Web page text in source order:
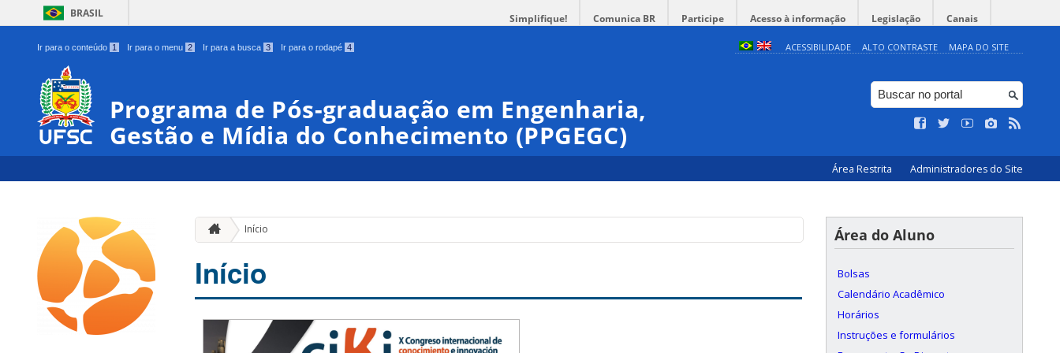
BRASIL Simplifique! Comunica BR Participe Acesso à informação Legislação Canais
Ir para o conteúdo 1 Ir para o menu 2 Ir para a busca 3 Ir para o rodapé 4 ACESSIBILIDADE ALTO CONTRASTE MAPA DO SITE
Programa de Pós-graduação em Engenharia,
Gestão e Mídia do Conhecimento (PPGEGC)
Área Restrita Administradores do Site
Início
Início
00:00
01:00
Área do Aluno
Bolsas
Calendário Acadêmico
Horários
Instruções e formulários